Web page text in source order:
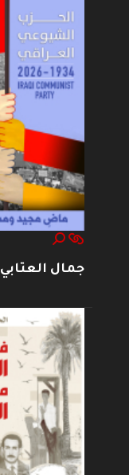
جمال العتابي